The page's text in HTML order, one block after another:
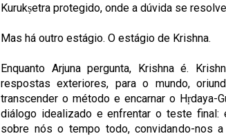
Kurukṣetra protegido, onde a dúvida se
Mas há outro estágio. O estágio de Krishna.
Enquanto Arjuna pergunta, Krishna é.
respostas exteriores, para o mundo,
transcender o método e encarnar o Hṛdaya-
diálogo idealizado e enfrentar o teste final:
sobre nós o tempo todo, convidando-nos